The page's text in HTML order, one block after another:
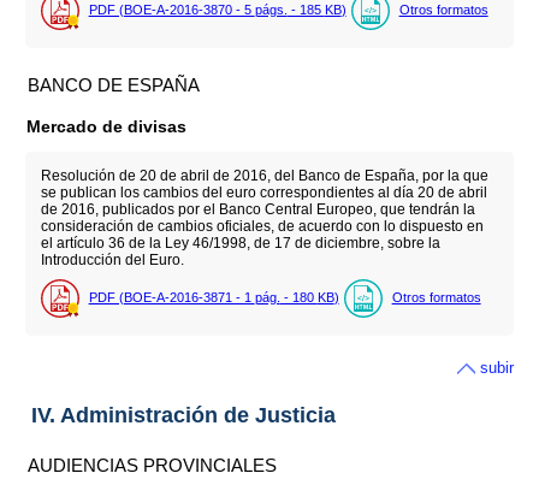
PDF (BOE-A-2016-3870 - 5 págs. - 185 KB) Otros formatos
BANCO DE ESPAÑA
Mercado de divisas
Resolución de 20 de abril de 2016, del Banco de España, por la que
se publican los cambios del euro correspondientes al día 20 de abril
de 2016, publicados por el Banco Central Europeo, que tendrán la
consideración de cambios oficiales, de acuerdo con lo dispuesto en
el artículo 36 de la Ley 46/1998, de 17 de diciembre, sobre la
Introducción del Euro.
PDF (BOE-A-2016-3871 - 1 pág. - 180 KB) Otros formatos
subir
IV. Administración de Justicia
AUDIENCIAS PROVINCIALES